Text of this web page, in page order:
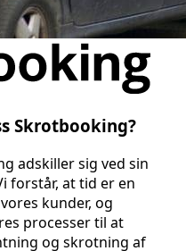
Skrotbooking?
adskiller sig ved sin
forstår, at tid er en
kunder, og
processer til at
og skrotning af